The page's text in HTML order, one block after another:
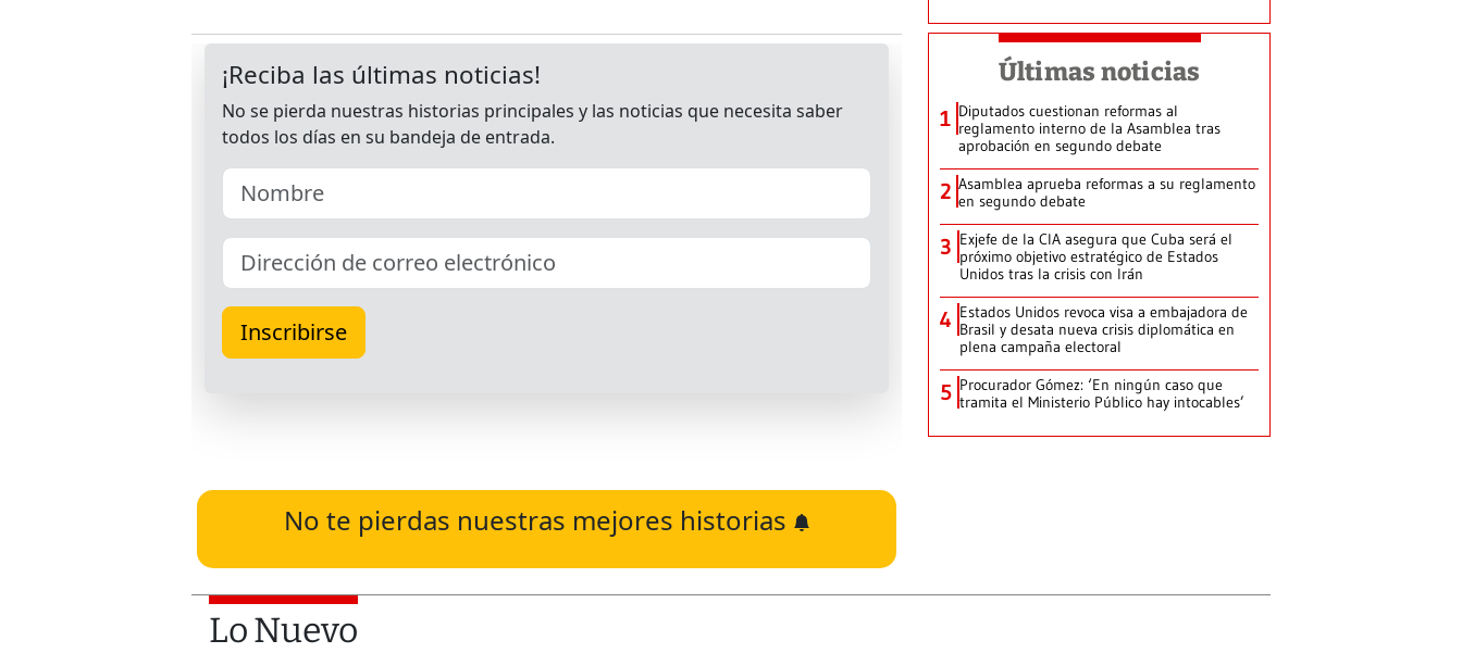
No te pierdas nuestras mejores historias
Últimas noticias
1 Diputados cuestionan reformas al
reglamento interno de la Asamblea tras
aprobación en segundo debate
2 Asamblea aprueba reformas a su reglamento
en segundo debate
3 Exjefe de la CIA asegura que Cuba será el
próximo objetivo estratégico de Estados
Unidos tras la crisis con Irán
4 Estados Unidos revoca visa a embajadora de
Brasil y desata nueva crisis diplomática en
plena campaña electoral
5 Procurador Gómez: ‘En ningún caso que
tramita el Ministerio Público hay intocables’
Lo Nuevo